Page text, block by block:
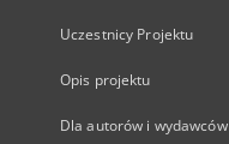
Uczestnicy Projektu
Opis projektu
Dla autorów i wydawców